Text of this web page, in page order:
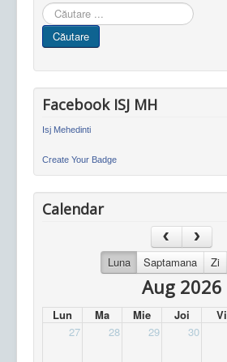
Cauta
in
site
Căutare
Facebook ISJ MH
Isj Mehedinti
Create Your Badge
Calendar
Luna Saptamana Zi
Aug 2026
Lun Ma Mie Joi Vi
27
28 29 30